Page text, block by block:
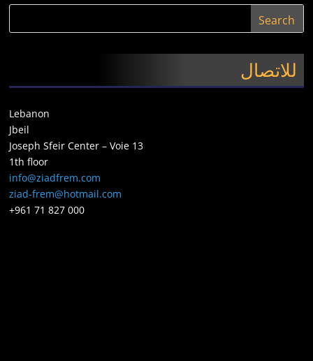
للاتصال
Lebanon
Jbeil
Joseph Sfeir Center – Voie 13
1th floor
info@ziadfrem.com
ziad-frem@hotmail.com
+961 71 827 000